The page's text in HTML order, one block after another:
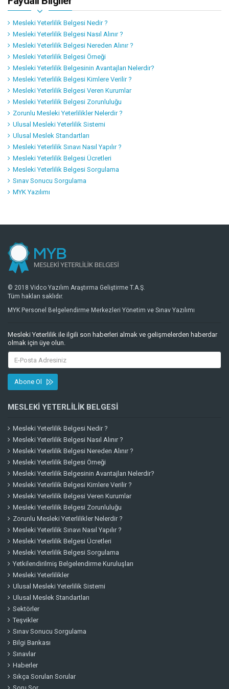
urumu Ev Sahipliğinde İstanbul’da Gerçekleştirildi.
Mesleki Yeterlilik Belgesi Nedir ?
Mesleki Yeterlilik Belgesi Nasıl Alınır ?
Mesleki Yeterlilik Belgesi Nereden Alınır ?
Mesleki Yeterlilik Belgesi Örneği
Mesleki Yeterlilik Belgesinin Avantajları Nelerdir?
Mesleki Yeterlilik Belgesi Kimlere Verilir ?
Mesleki Yeterlilik Belgesi Veren Kurumlar
Mesleki Yeterlilik Belgesi Zorunluluğu
Zorunlu Mesleki Yeterlilikler Nelerdir ?
Ulusal Mesleki Yeterlilik Sistemi
Ulusal Meslek Standartları
Mesleki Yeterlilik Sınavı Nasıl Yapılır ?
Mesleki Yeterlilik Belgesi Ücretleri
Mesleki Yeterlilik Belgesi Sorgulama
Sınav Sonucu Sorgulama
MYK Yazılımı
© 2018 Vidco Yazılım Araştırma Geliştirme T.A.Ş.
Tüm hakları saklıdır.
MYK Personel Belgelendirme Merkezleri Yönetim ve Sınav Yazılımı
Mesleki Yeterlilik ile ilgili son haberleri almak ve gelişmelerden haberdar
olmak için üye olun.
Abone Ol
MESLEKI YETERLILIK BELGESI
Mesleki Yeterlilik Belgesi Nedir ?
Mesleki Yeterlilik Belgesi Nasıl Alınır ?
Mesleki Yeterlilik Belgesi Nereden Alınır ?
Mesleki Yeterlilik Belgesi Örneği
Mesleki Yeterlilik Belgesinin Avantajları Nelerdir?
Mesleki Yeterlilik Belgesi Kimlere Verilir ?
Mesleki Yeterlilik Belgesi Veren Kurumlar
Mesleki Yeterlilik Belgesi Zorunluluğu
Zorunlu Mesleki Yeterlilikler Nelerdir ?
Mesleki Yeterlilik Sınavı Nasıl Yapılır ?
Mesleki Yeterlilik Belgesi Ücretleri
Mesleki Yeterlilik Belgesi Sorgulama
Yetkilendirilmiş Belgelendirme Kuruluşları
Mesleki Yeterlilikler
Ulusal Mesleki Yeterlilik Sistemi
Ulusal Meslek Standartları
Sektörler
Teşvikler
Sınav Sonucu Sorgulama
Bilgi Bankası
Sınavlar
Haberler
Sıkça Sorulan Sorular